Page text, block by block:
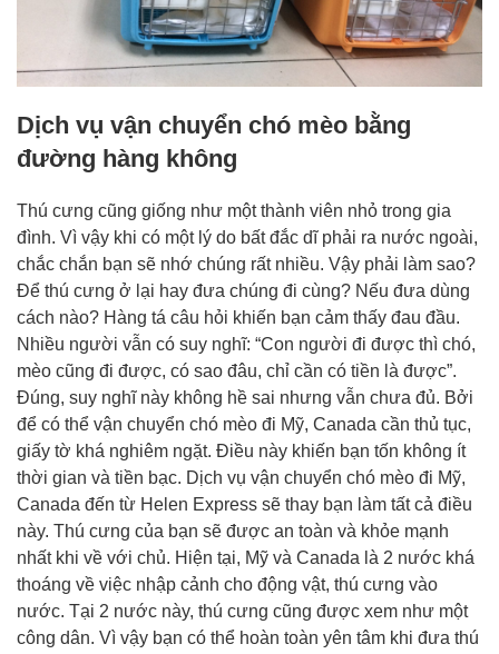
Dịch vụ vận chuyển chó mèo bằng
đường hàng không
Thú cưng cũng giống như một thành viên nhỏ trong gia
đình. Vì vậy khi có một lý do bất đắc dĩ phải ra nước ngoài,
chắc chắn bạn sẽ nhớ chúng rất nhiều. Vậy phải làm sao?
Để thú cưng ở lại hay đưa chúng đi cùng? Nếu đưa dùng
cách nào? Hàng tá câu hỏi khiến bạn cảm thấy đau đầu.
Nhiều người vẫn có suy nghĩ: “Con người đi được thì chó,
mèo cũng đi được, có sao đâu, chỉ cần có tiền là được”.
Đúng, suy nghĩ này không hề sai nhưng vẫn chưa đủ. Bởi
để có thể vận chuyển chó mèo đi Mỹ, Canada cần thủ tục,
giấy tờ khá nghiêm ngặt. Điều này khiến bạn tốn không ít
thời gian và tiền bạc. Dịch vụ vận chuyển chó mèo đi Mỹ,
Canada đến từ Helen Express sẽ thay bạn làm tất cả điều
này. Thú cưng của bạn sẽ được an toàn và khỏe mạnh
nhất khi về với chủ. Hiện tại, Mỹ và Canada là 2 nước khá
thoáng về việc nhập cảnh cho động vật, thú cưng vào
nước. Tại 2 nước này, thú cưng cũng được xem như một
công dân. Vì vậy bạn có thể hoàn toàn yên tâm khi đưa thú